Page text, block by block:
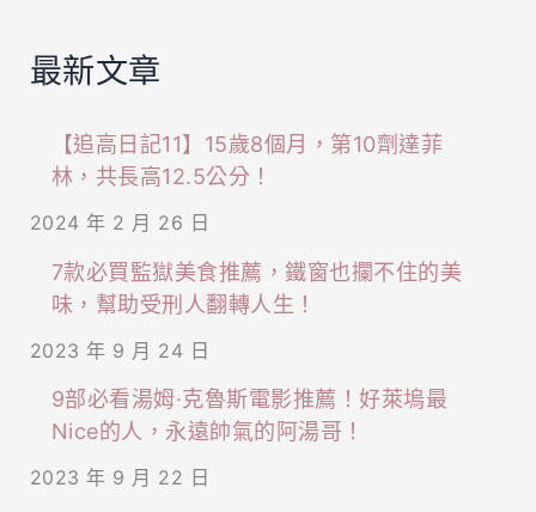
椒
麻
雞、
蝦！
辣
癮！
去！
菜
飛
國，
續
最新文章
【追高日記11】15歲8個月，第10劑達菲
林，共長高12.5公分！
2024 年 2 月 26 日
7款必買監獄美食推薦，鐵窗也攔不住的美
味，幫助受刑人翻轉人生！
2023 年 9 月 24 日
9部必看湯姆·克魯斯電影推薦！好萊塢最
Nice的人，永遠帥氣的阿湯哥！
2023 年 9 月 22 日